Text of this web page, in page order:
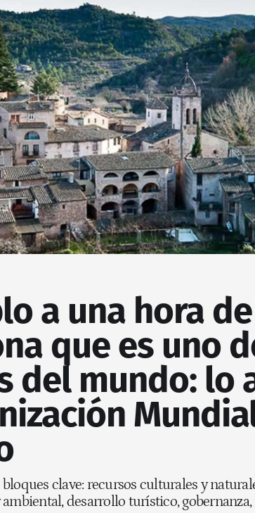
a una hora de
que es uno
del mundo: lo
bloques clave: recursos culturales y
desarrollo turístico,